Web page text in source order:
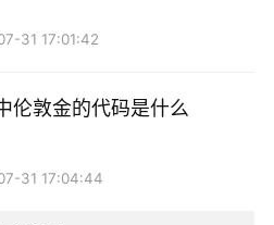
易，或许也是在提醒投资
认知水平。银行希望通过暂
做出投资决策前更加审慎，
风险。
31 17:01:42
伦敦金的代码是什么
31 17:04:44